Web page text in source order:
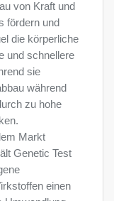
von Kraft und
fördern und
die körperliche
und schnellere
sie
während
zu hohe
Markt
Genetic Test
einen